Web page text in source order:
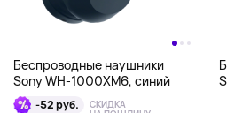
Беспроводные наушники
Sony WH-1000XM6, синий
-52 руб. СКИДКА